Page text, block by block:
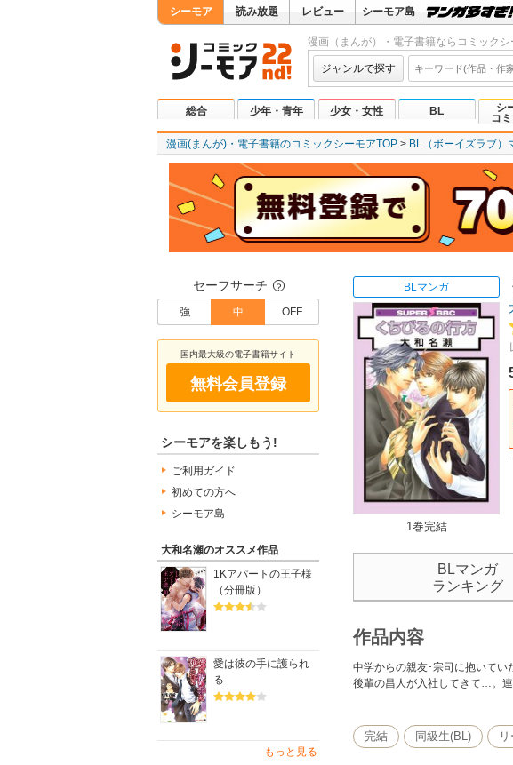
シーモア 読み放題 レビュー シーモア島
漫画（まんが）・電子書籍ならコミックシ
ジャンルで探す
総合 少年・青年 少女・女性 BL
シ
コ
漫画(まんが)・電子書籍のコミックシーモアTOP BL（ボーイズラブ）
セーフサーチ ？
強 中 OFF
国内最大級の電子書籍サイト
無料会員登録
シーモアを楽しもう!
ご利用ガイド
初めての方へ
シーモア島
大和名瀬のオススメ作品
1Kアパートの王子様
（分冊版）
愛は彼の手に護られ
る
もっと見る
BLマンガ
1巻完結
BLマンガ
ランキング
作品内容
中学からの親友･宗司に抱いてい
後輩の昌人が入社してきて…。
完結 同級生(BL)